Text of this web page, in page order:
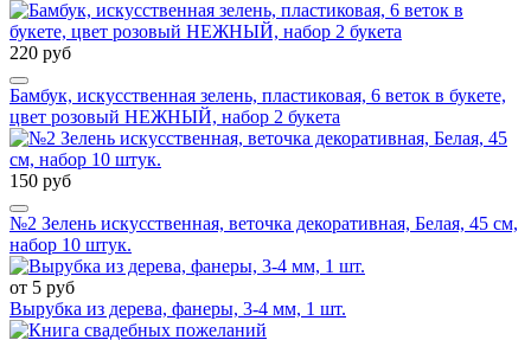
220 руб
Бамбук, искусственная зелень, пластиковая, 6 веток в букете,
цвет розовый НЕЖНЫЙ, набор 2 букета
150 руб
№2 Зелень искусственная, веточка декоративная, Белая, 45 см,
набор 10 штук.
от 5 руб
Вырубка из дерева, фанеры, 3-4 мм, 1 шт.